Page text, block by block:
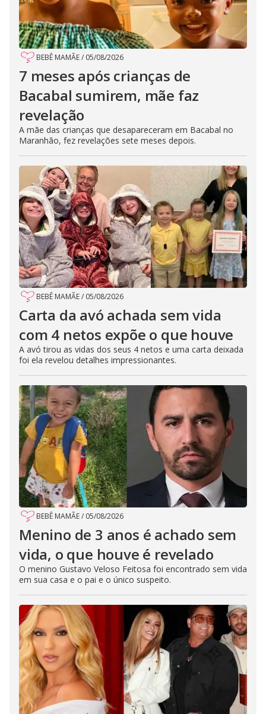
BEBÊ MAMÃE/ 05/08/2026
7 meses após crianças de
Bacabal sumirem, mãe faz
revelação
A mãe das crianças que desapareceram em Bacabal no
Maranhão, fez revelações sete meses depois.
BEBÊ MAMÃE/ 05/08/2026
Carta da avó achada sem vida
com 4 netos expõe o que houve
A avó tirou as vidas dos seus 4 netos e uma carta deixada
foi ela revelou detalhes impressionantes.
BEBÊ MAMÃE/ 05/08/2026
Menino de 3 anos é achado sem
vida, o que houve é revelado
O menino Gustavo Veloso Feitosa foi encontrado sem vida
em sua casa e o pai e o único suspeito.